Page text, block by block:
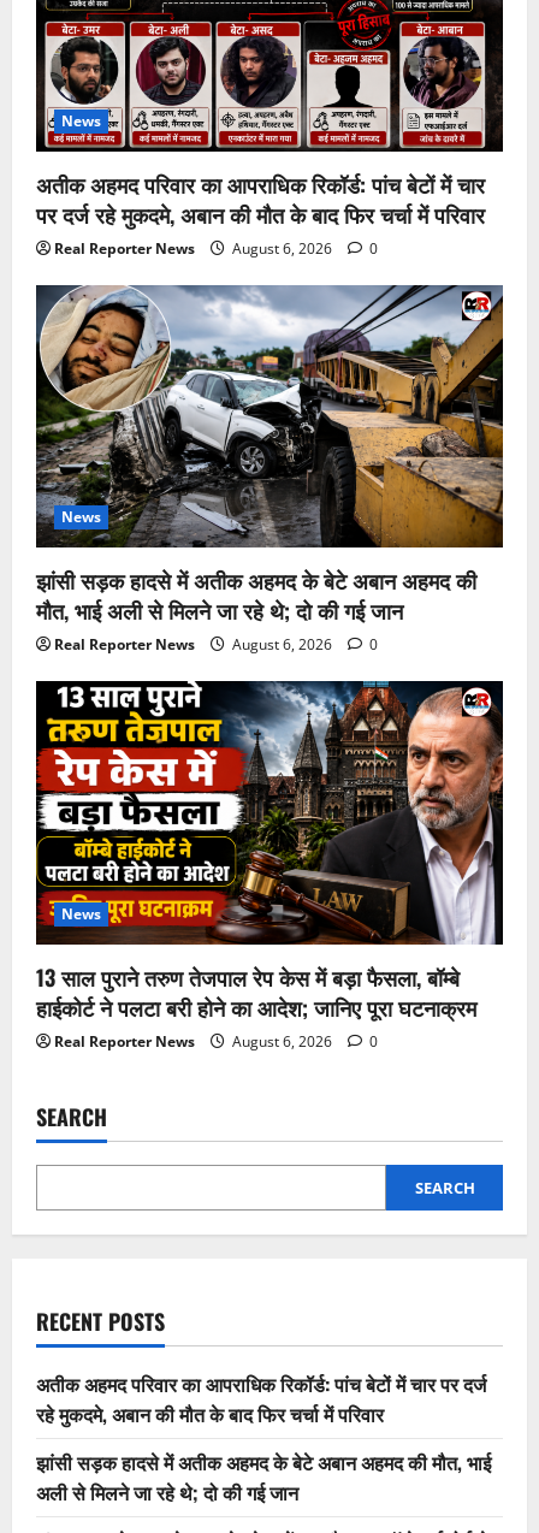
News
अतीक अहमद परिवार का आपराधिक रिकॉर्ड: पांच बेटों में चार
पर दर्ज रहे मुकदमे, अबान की मौत के बाद फिर चर्चा में परिवार
Real Reporter News August 6, 2026 0
News
झांसी सड़क हादसे में अतीक अहमद के बेटे अबान अहमद की
मौत, भाई अली से मिलने जा रहे थे; दो की गई जान
Real Reporter News August 6, 2026 0
News
13 साल पुराने तरुण तेजपाल रेप केस में बड़ा फैसला, बॉम्बे
हाईकोर्ट ने पलटा बरी होने का आदेश; जानिए पूरा घटनाक्रम
Real Reporter News August 6, 2026 0
SEARCH
SEARCH
RECENT POSTS
अतीक अहमद परिवार का आपराधिक रिकॉर्ड: पांच बेटों में चार पर दर्ज
रहे मुकदमे, अबान की मौत के बाद फिर चर्चा में परिवार
झांसी सड़क हादसे में अतीक अहमद के बेटे अबान अहमद की मौत, भाई
अली से मिलने जा रहे थे; दो की गई जान